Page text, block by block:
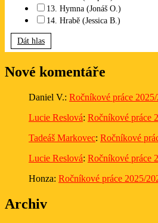
13. Hymna (Jonáš O.)
14. Hrabě (Jessica B.)
Dát hlas
Nové komentáře
Daniel V.: Ročníkové práce
Lucie Reslová: Ročníkové práce
Tadeáš Markovec: Ročníkové
Lucie Reslová: Ročníkové práce
Honza: Ročníkové práce 2025/
Archiv